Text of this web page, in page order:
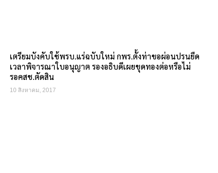
เตรียมบังคับใช้พรบ.แร่ฉบับใหม่ กพร.ตั้งท่าขอผ่อนปรนยืด
เวลาพิจารณาใบอนุญาต รองอธิบดีเผยขุดทองต่อหรือไม่
รอคสช.ตัดสิน
10 สิงหาคม, 2017